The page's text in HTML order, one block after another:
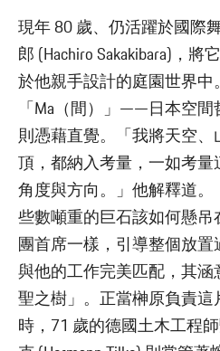
現年 80 歲、仍活躍於國際
郎 (Hachiro Sakakibara)，
於他親手設計的庭園世界中
「Ma（間）」——日本空
則憑藉直覺。「我將天空
頂，都納入考量，一如考
角度與方向。」他解釋道
些數噸重的巨石該如何懸
團首席一樣，引導整個放
與他的工作完美匹配，其
聖之樹」。正當榊原負責這
時，71 歲的德國土木工程